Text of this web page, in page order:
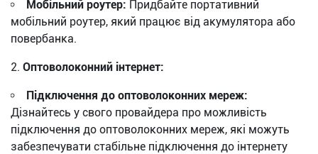
Мобільний роутер: Придбайте портативний
мобільний роутер, який працює від акумулятора або
повербанка.
Оптоволоконний інтернет:
Підключення до оптоволоконних мереж:
Дізнайтесь у свого провайдера про можливість
підключення до оптоволоконних мереж, які можуть
забезпечувати стабільне підключення до інтернету